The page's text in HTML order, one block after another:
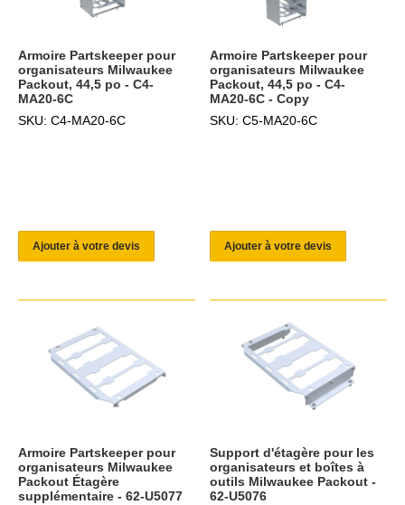
Armoire Partskeeper pour
organisateurs Milwaukee
Packout, 44,5 po - C4-
MA20-6C
SKU: C4-MA20-6C
Ajouter à votre devis
Armoire Partskeeper pour
organisateurs Milwaukee
Packout, 44,5 po - C4-
MA20-6C - Copy
SKU: C5-MA20-6C
Ajouter à votre devis
Armoire Partskeeper pour
organisateurs Milwaukee
Packout Étagère
supplémentaire - 62-U5077
Support d'étagère pour les
organisateurs et boîtes à
outils Milwaukee Packout -
62-U5076